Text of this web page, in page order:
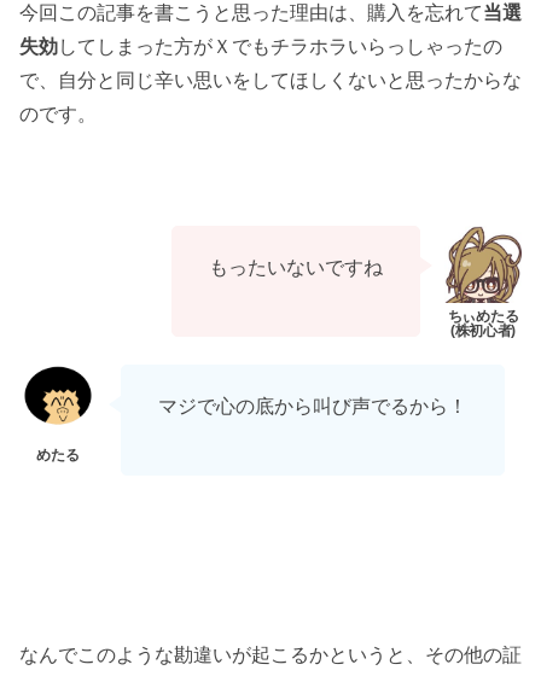
今回この記事を書こうと思った理由は、購入を忘れて当選
失効してしまった方がＸでもチラホラいらっしゃったの
で、自分と同じ辛い思いをしてほしくないと思ったからな
のです。
もったいないですね
マジで心の底から叫び声でるから！
なんでこのような勘違いが起こるかというと、その他の証